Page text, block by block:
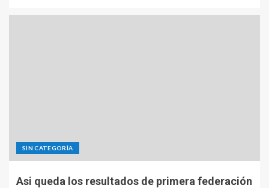
SIN CATEGORÍA
Asi queda los resultados de primera federación